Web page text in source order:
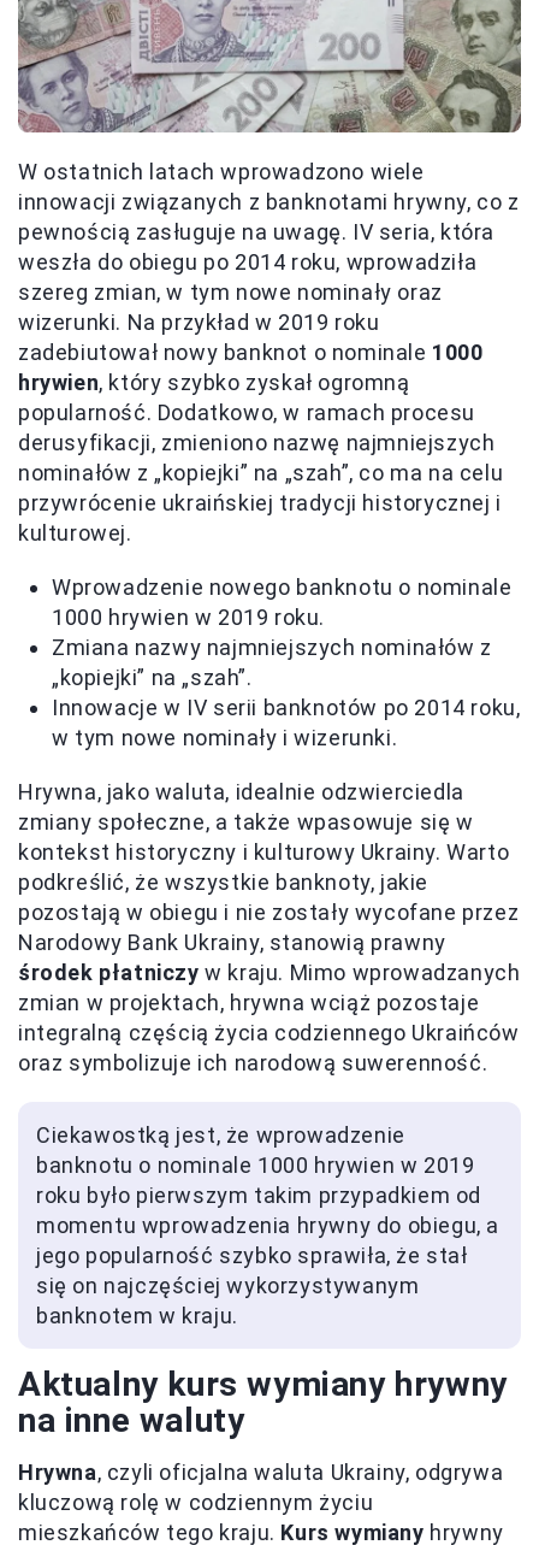
W ostatnich latach wprowadzono wiele
innowacji związanych z banknotami hrywny, co z
pewnością zasługuje na uwagę. IV seria, która
weszła do obiegu po 2014 roku, wprowadziła
szereg zmian, w tym nowe nominały oraz
wizerunki. Na przykład w 2019 roku
zadebiutował nowy banknot o nominale 1000
hrywien, który szybko zyskał ogromną
popularność. Dodatkowo, w ramach procesu
derusyfikacji, zmieniono nazwę najmniejszych
nominałów z „kopiejki” na „szah”, co ma na celu
przywrócenie ukraińskiej tradycji historycznej i
kulturowej.
Wprowadzenie nowego banknotu o nominale
1000 hrywien w 2019 roku.
Zmiana nazwy najmniejszych nominałów z
„kopiejki” na „szah”.
Innowacje w IV serii banknotów po 2014 roku,
w tym nowe nominały i wizerunki.
Hrywna, jako waluta, idealnie odzwierciedla
zmiany społeczne, a także wpasowuje się w
kontekst historyczny i kulturowy Ukrainy. Warto
podkreślić, że wszystkie banknoty, jakie
pozostają w obiegu i nie zostały wycofane przez
Narodowy Bank Ukrainy, stanowią prawny
środek płatniczy w kraju. Mimo wprowadzanych
zmian w projektach, hrywna wciąż pozostaje
integralną częścią życia codziennego Ukraińców
oraz symbolizuje ich narodową suwerenność.
Ciekawostką jest, że wprowadzenie
banknotu o nominale 1000 hrywien w 2019
roku było pierwszym takim przypadkiem od
momentu wprowadzenia hrywny do obiegu, a
jego popularność szybko sprawiła, że stał
się on najczęściej wykorzystywanym
banknotem w kraju.
Aktualny kurs wymiany hrywny
na inne waluty
Hrywna, czyli oficjalna waluta Ukrainy, odgrywa
kluczową rolę w codziennym życiu
mieszkańców tego kraju. Kurs wymiany hrywny